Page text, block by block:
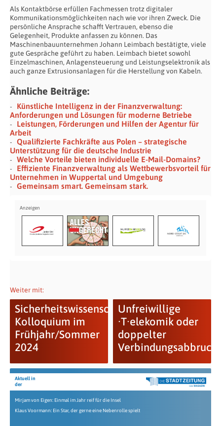
Als Kontaktbörse erfüllen Fachmessen trotz digitaler
Kommunikationsmöglichkeiten nach wie vor ihren Zweck. Die
persönliche Ansprache schafft Vertrauen, ebenso die
Gelegenheit, Produkte anfassen zu können. Das
Maschinenbauunternehmen Johann Leimbach bestätigte, viele
gute Gespräche geführt zu haben. Leimbach bietet sowohl
Einzelmaschinen, Anlagensteuerung und Leistungselektronik als
auch ganze Extrusionsanlagen für die Herstellung von Kabeln.
Ähnliche Beiträge:
Künstliche Intelligenz in der Finanzverwaltung:
Anforderungen und Lösungen für moderne Betriebe
Leistungen, Förderungen und Hilfen der Agentur für
Arbeit
Qualifizierte Fachkräfte aus Polen – strategische
Unterstützung für die deutsche Industrie
Welche Vorteile bieten individuelle E-Mail-Domains?
Effiziente Finanzverwaltung als Wettbewerbsvorteil für
Unternehmen in Wuppertal und Umgebung
Gemeinsam smart. Gemeinsam stark.
Weiter mit:
Sicherheitswissenschaftliches
Kolloquium im
Frühjahr/Sommer
2024
Unfreiwillige
·⁠T⁠·‍‍elekomik oder
doppelter
Aktuell in
der
Mirjam von Eigen: Einmal im Jahr reif für die Insel
Klaus Voormann: Ein Star, der gerne eine Nebenrolle spielt